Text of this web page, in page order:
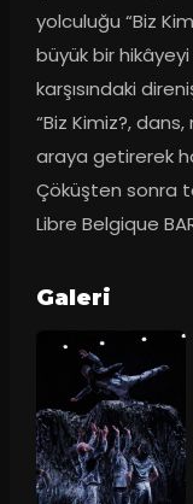
yolculuğu “Biz
büyük bir
karşısındaki
“Biz Kimiz?,
araya getirerek
Çöküşten sonra
Libre Belgique
Galeri